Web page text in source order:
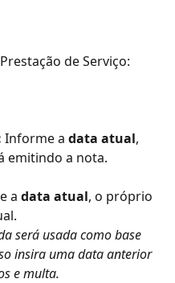
de Serviço:
Informe a data atual,
emitindo a nota.
a data atual, o próprio
será usada como base
insira uma data anterior
e multa.